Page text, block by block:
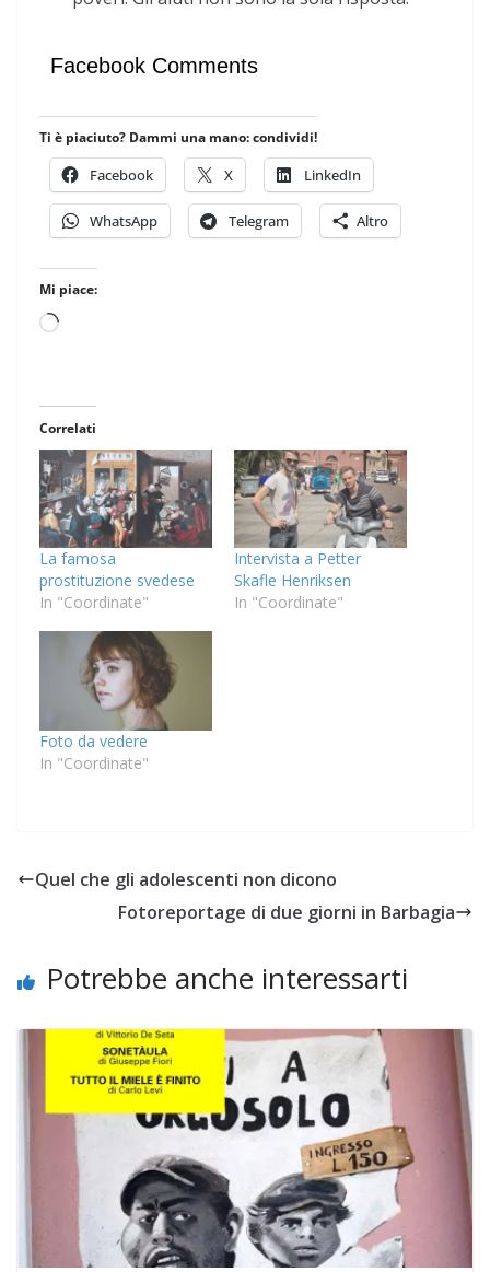
Facebook Comments
Ti è piaciuto? Dammi una mano: condividi!
Facebook X LinkedIn
WhatsApp Telegram Altro
Mi piace:
Caricamento
Correlati
La famosa
prostituzione svedese
In "Coordinate"
Intervista a Petter
Skafle Henriksen
In "Coordinate"
Foto da vedere
In "Coordinate"
Quel che gli adolescenti non dicono
Fotoreportage di due giorni in Barbagia
Potrebbe anche interessarti